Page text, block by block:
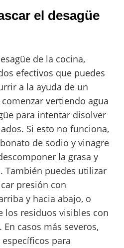
el desagüe
de la cocina,
efectivos que puedes
a la ayuda de un
vertiendo agua
para intentar disolver
Si esto no funciona,
de sodio y vinagre
la grasa y
También puedes utilizar
presión con
y hacia abajo, o
los residuos visibles con
casos más severos,
para